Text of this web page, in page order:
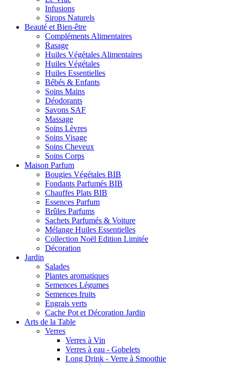
Infusions
Sirops Naturels
Beauté et Bien-être
Compléments Alimentaires
Rasage
Huiles Végétales Alimentaires
Huiles Végétales
Huiles Essentielles
Bébés & Enfants
Soins Mains
Déodorants
Savons SAF
Massage
Soins Lèvres
Soins Visage
Soins Cheveux
Soins Corps
Maison Parfum
Bougies Végétales BIB
Fondants Parfumés BIB
Chauffes Plats BIB
Essences Parfum
Brûles Parfums
Sachets Parfumés & Voiture
Mélange Huiles Essentielles
Collection Noël Edition Limitée
Décoration
Jardin
Salades
Plantes aromatiques
Semences Légumes
Semences fruits
Engrais verts
Cache Pot et Décoration Jardin
Arts de la Table
Verres
Verres à Vin
Verres à eau - Gobelets
Long Drink - Verre à Smoothie